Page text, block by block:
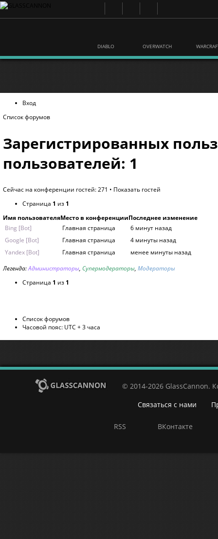
DIABLO OVERWATCH
Вход
Список форумов
Зарегистрированных
пользователей: 1
Сейчас на конференции гостей: 271 • Показать гостей
Страница 1 из 1
Имя пользователяМесто в конференцииПоследнее изменение
Bing [Bot]
Главная страница
6 минут назад
Google [Bot]
Главная страница
4 минуты назад
Yandex [Bot]
Главная страница
менее минуты назад
Легенда:Администраторы, Супермодераторы, Модераторы
Страница 1 из 1
Список форумов
Часовой пояс: UTC + 3 часа
© 2014-2026 GlassCannon.
Связаться с нами
RSS ВКонтакте